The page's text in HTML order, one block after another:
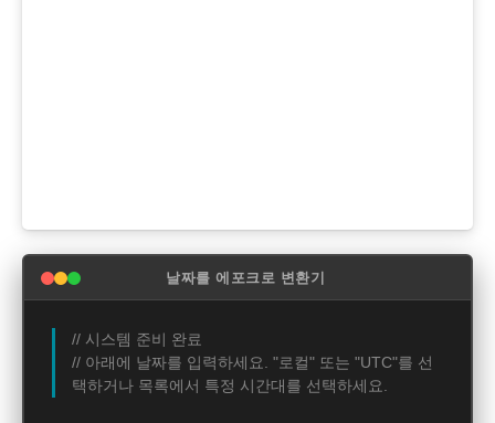
날짜를 에포크로 변환기
// 시스템 준비 완료
// 아래에 날짜를 입력하세요. "로컬" 또는 "UTC"를 선
택하거나 목록에서 특정 시간대를 선택하세요.